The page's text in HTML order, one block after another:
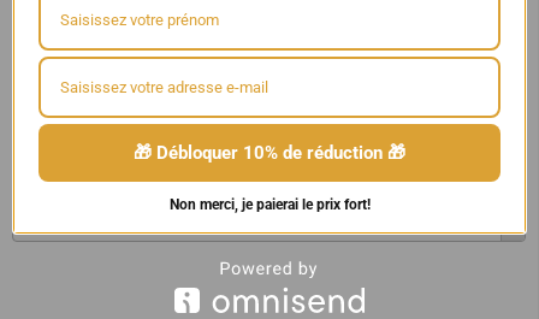
Contenance
Marque
...
🎁 Débloquer 10% de réduction 🎁
Non merci, je paierai le prix fort!